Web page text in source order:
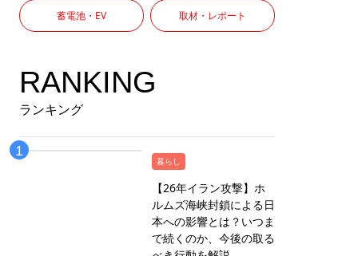
蓄電池・EV 取材・レポート
RANKING
ランキング
暮らし
【26年イラン攻撃】ホ
ルムズ海峡封鎖による日
本への影響とは？いつま
で続くのか、今後の取る